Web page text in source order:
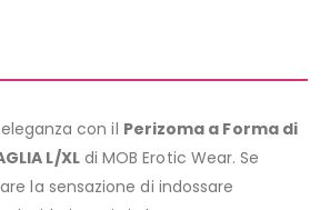
con il Perizoma a Forma di
L/XLdi MOB Erotic Wear. Se
la sensazione di indossare